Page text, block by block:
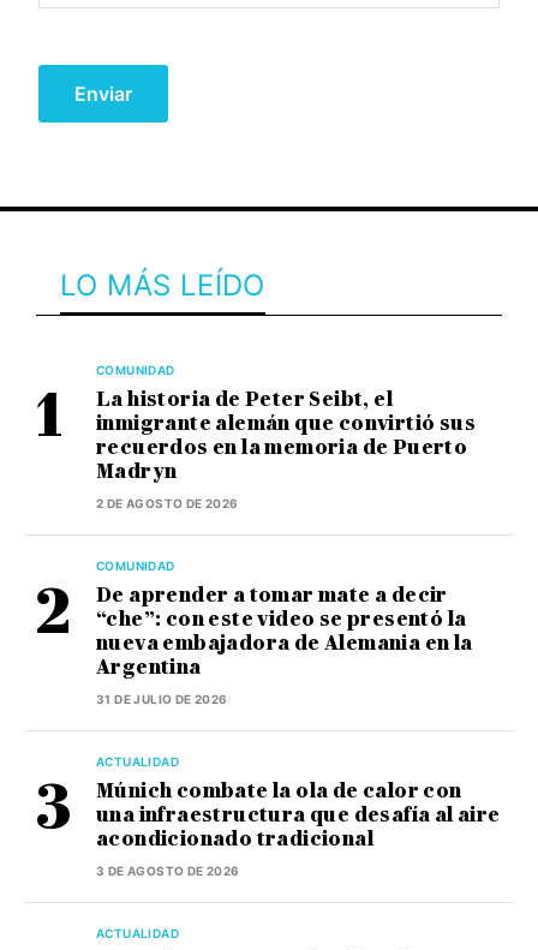
LO MÁS LEÍDO
COMUNIDAD
La historia de Peter Seibt, el
inmigrante alemán que convirtió sus
recuerdos en la memoria de Puerto
Madryn
2 DE AGOSTO DE 2026
COMUNIDAD
De aprender a tomar mate a decir
“che”: con este video se presentó la
nueva embajadora de Alemania en la
Argentina
31 DE JULIO DE 2026
ACTUALIDAD
Múnich combate la ola de calor con
una infraestructura que desafía al aire
acondicionado tradicional
3 DE AGOSTO DE 2026
ACTUALIDAD